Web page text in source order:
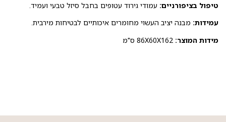
טיפול בציפורניים: עמודי גירוד עטופים בחבל סיזל טבעי ועמיד.
עמידות: מבנה יציב העשוי מחומרים איכותיים לבטיחות מירבית.
מידות המוצר: